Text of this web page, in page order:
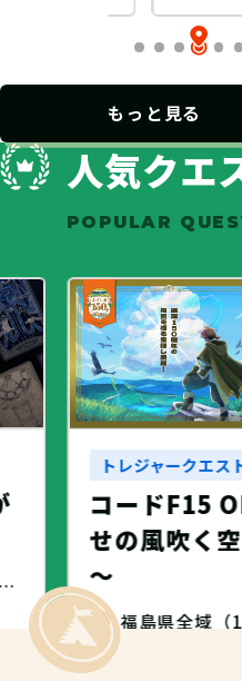
もっと見る
人気クエ
POPULAR
・NANICA -NAGOYA-
トレジャークエス
コードF15
せの風吹く
～
福島県全域（